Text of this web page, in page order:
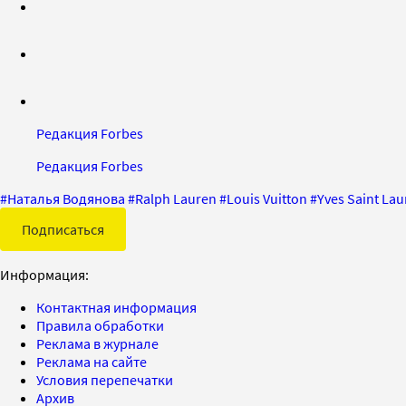
Редакция Forbes
Редакция Forbes
#Наталья Водянова #Ralph Lauren #Louis Vuitton #Yves Saint
Подписаться
Информация:
Контактная информация
Правила обработки
Реклама в журнале
Реклама на сайте
Условия перепечатки
Архив